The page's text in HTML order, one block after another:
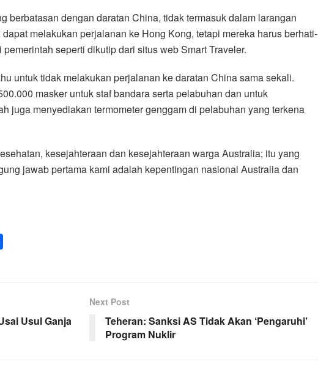
berbatasan dengan daratan China, tidak termasuk dalam larangan
melakukan perjalanan ke Hong Kong, tetapi mereka harus berhati-
seperti dikutip dari situs web Smart Traveler.
untuk tidak melakukan perjalanan ke daratan China sama sekali.
masker untuk staf bandara serta pelabuhan dan untuk
juga menyediakan termometer genggam di pelabuhan yang terkena
kesejahteraan dan kesejahteraan warga Australia; itu yang
jawab pertama kami adalah kepentingan nasional Australia dan
Usul Ganja
Next Post
Teheran: Sanksi AS Tidak Akan ‘Pengaruhi’
Program Nuklir